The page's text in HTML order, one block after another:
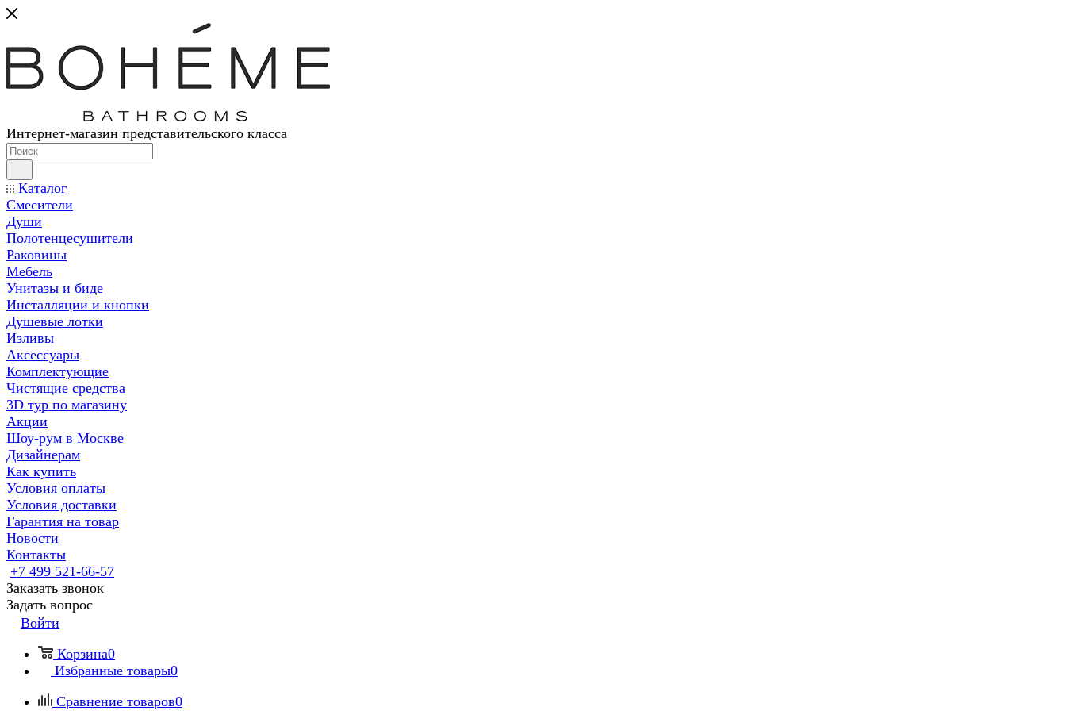
Интернет-магазин представительского класса
Каталог
Смесители
Души
Полотенцесушители
Раковины
Мебель
Унитазы и биде
Инсталляции и кнопки
Душевые лотки
Изливы
Аксессуары
Комплектующие
Чистящие средства
3D тур по магазину
Акции
Шоу-рум в Москве
Дизайнерам
Как купить
Условия оплаты
Условия доставки
Гарантия на товар
Новости
Контакты
+7 499 521-66-57
Заказать звонок
Задать вопрос
Войти
Корзина0
Избранные товары0
Сравнение товаров0